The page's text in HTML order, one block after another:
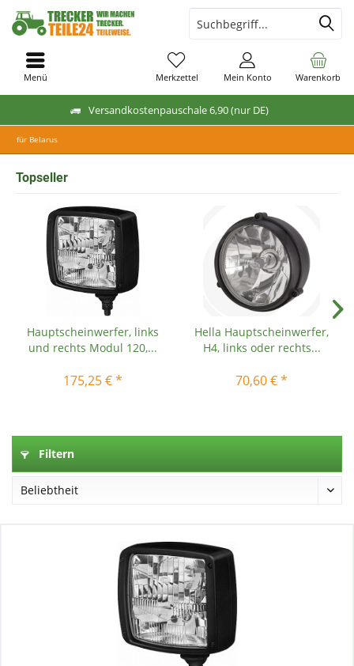
Versandkostenpauschale 6,90 (nur DE)
Warenkorb
Merkzettel Mein Konto
Menü
für Belarus
Topseller
Hauptscheinwerfer, links
und rechts Modul 120,...
175,25 € *
Hella Hauptscheinwerfer,
H4, links oder rechts...
70,60 € *
Filtern